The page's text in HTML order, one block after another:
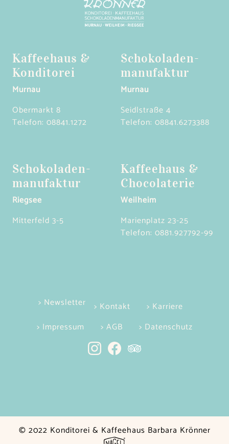
Kaffeehaus &
Konditorei
Murnau
Obermarkt 8
Telefon: 08841.1272
Schokoladen­
manufaktur
Murnau
Seidlstraße 4
Telefon: 08841.6273388
Schokoladen­
manufaktur
Riegsee
Mitterfeld 3-5
Kaffeehaus &
Chocolaterie
Weilheim
Marienplatz 23-25
Telefon: 0881.927792-99
> Newsletter > Kontakt
> Karriere
> Impressum
> AGB > Datenschutz
© 2022 Konditorei & Kaffeehaus Barbara Krönner